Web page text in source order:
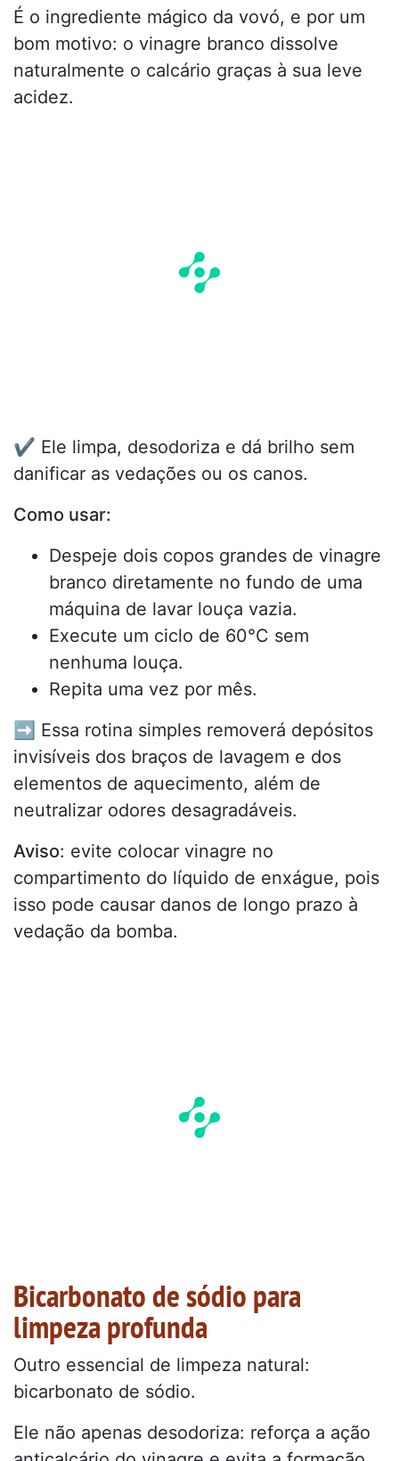
É o ingrediente mágico da vovó, e por um
bom motivo: o vinagre branco dissolve
naturalmente o calcário graças à sua leve
acidez.
✔️ Ele limpa, desodoriza e dá brilho sem
danificar as vedações ou os canos.
Como usar:
Despeje dois copos grandes de vinagre
branco diretamente no fundo de uma
máquina de lavar louça vazia.
Execute um ciclo de 60°C sem
nenhuma louça.
Repita uma vez por mês.
➡️ Essa rotina simples removerá depósitos
invisíveis dos braços de lavagem e dos
elementos de aquecimento, além de
neutralizar odores desagradáveis.
Aviso: evite colocar vinagre no
compartimento do líquido de enxágue, pois
isso pode causar danos de longo prazo à
vedação da bomba.
Bicarbonato de sódio para
limpeza profunda
Outro essencial de limpeza natural:
bicarbonato de sódio.
Ele não apenas desodoriza: reforça a ação